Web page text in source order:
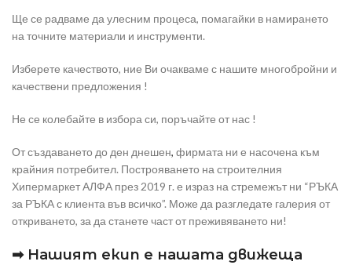
Ще се радваме да улесним процеса, помагайки в намирането
на точните материали и инструменти.
Изберете качеството, ние Ви очакваме с нашите многобройни и
качествени предложения !
Не се колебайте в избора си, поръчайте от нас !
От създаването до ден днешен, фирмата ни е насочена към
крайния потребител. Построяването на строителния
Хипермаркет АЛФА през 2019 г. е израз на стремежът ни “РЪКА
за РЪКА с клиента във всичко”. Може да разгледате галерия от
откриването, за да станете част от преживяването ни!
➡ Нашият екип е нашата движеща